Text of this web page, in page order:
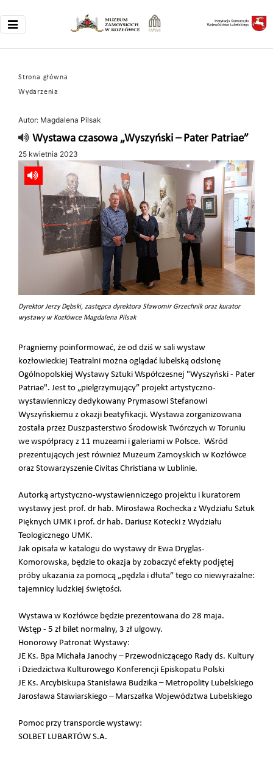
Strona główna
Wydarzenia
Autor: Magdalena Pilsak
Wystawa czasowa „Wyszyński – Pater Patriae”
25 kwietnia 2023
Dyrektor Jerzy Dębski, zastępca dyrektora Sławomir Grzechnik oraz kurator
wystawy w Kozłówce Magdalena Pilsak
Pragniemy poinformować, że od dziś w sali wystaw
kozłowieckiej Teatralni można oglądać lubelską odsłonę
Ogólnopolskiej Wystawy Sztuki Współczesnej "Wyszyński - Pater
Patriae". Jest to „pielgrzymujący” projekt artystyczno-
wystawienniczy dedykowany Prymasowi Stefanowi
Wyszyńskiemu z okazji beatyfikacji. Wystawa zorganizowana
została przez Duszpasterstwo Środowisk Twórczych w Toruniu
we współpracy z 11 muzeami i galeriami w Polsce. Wśród
prezentujących jest również Muzeum Zamoyskich w Kozłówce
oraz Stowarzyszenie Civitas Christiana w Lublinie.
Autorką artystyczno-wystawienniczego projektu i kuratorem
wystawy jest prof. dr hab. Mirosława Rochecka z Wydziału Sztuk
Pięknych UMK i prof. dr hab. Dariusz Kotecki z Wydziału
Teologicznego UMK.
Jak opisała w katalogu do wystawy dr Ewa Dryglas-
Komorowska, będzie to okazja by zobaczyć efekty podjętej
próby ukazania za pomocą „pędzla i dłuta” tego co niewyrażalne:
tajemnicy ludzkiej świętości.
Wystawa w Kozłówce będzie prezentowana do 28 maja.
Wstęp - 5 zł bilet normalny, 3 zł ulgowy.
Honorowy Patronat Wystawy:
JE Ks. Bpa Michała Janochy – Przewodniczącego Rady ds. Kultury
i Dziedzictwa Kulturowego Konferencji Episkopatu Polski
JE Ks. Arcybiskupa Stanisława Budzika – Metropolity Lubelskiego
Jarosława Stawiarskiego – Marszałka Województwa Lubelskiego
Pomoc przy transporcie wystawy:
SOLBET LUBARTÓW S.A.